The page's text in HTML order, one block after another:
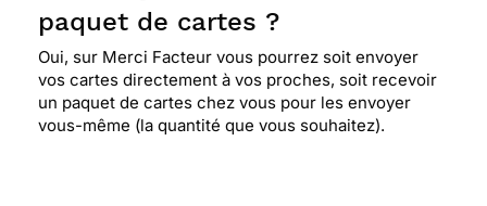
paquet de cartes ?
Oui, sur Merci Facteur vous pourrez soit envoyer
vos cartes directement à vos proches, soit recevoir
un paquet de cartes chez vous pour les envoyer
vous-même (la quantité que vous souhaitez).